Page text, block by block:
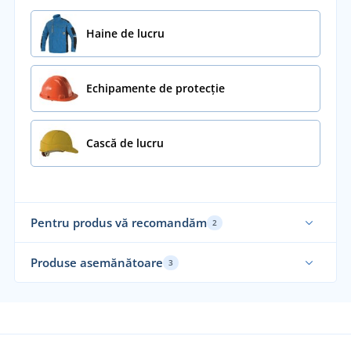
Haine de lucru
Echipamente de protecție
Cască de lucru
Pentru produs vă recomandăm 2
Produse asemănătoare 3